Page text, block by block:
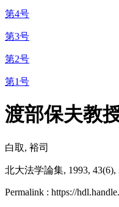
第4号
第3号
第2号
第1号
渡部保夫教
白取, 裕司
北大法学論集, 1993, 43(6),
Permalink : https://